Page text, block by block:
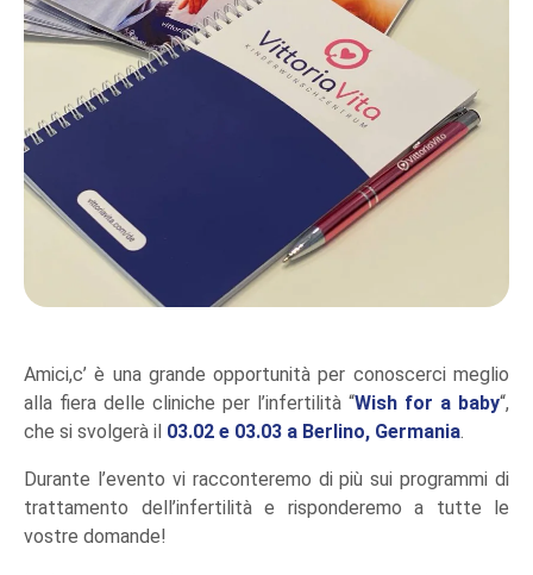
Amici,c’ è una grande opportunità per conoscerci meglio
alla fiera delle cliniche per l’infertilità “Wish for a baby“,
che si svolgerà il 03.02 e 03.03 a Berlino, Germania.
Durante l’evento vi racconteremo di più sui programmi di
trattamento dell’infertilità e risponderemo a tutte le
vostre domande!